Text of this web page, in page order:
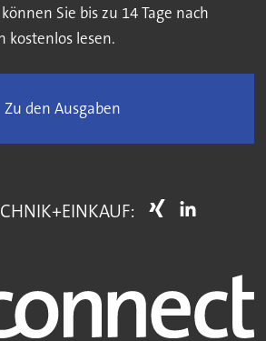
Sie bis zu 14 Tage nach
kostenlos lesen.
Zu den Ausgaben